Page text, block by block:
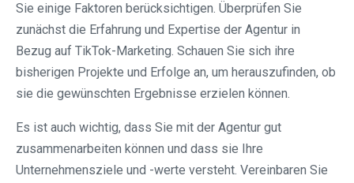
Sie einige Faktoren berücksichtigen. Überprüfen Sie
zunächst die Erfahrung und Expertise der Agentur in
Bezug auf TikTok-Marketing. Schauen Sie sich ihre
bisherigen Projekte und Erfolge an, um herauszufinden, ob
sie die gewünschten Ergebnisse erzielen können.
Es ist auch wichtig, dass Sie mit der Agentur gut
zusammenarbeiten können und dass sie Ihre
Unternehmensziele und -werte versteht. Vereinbaren Sie